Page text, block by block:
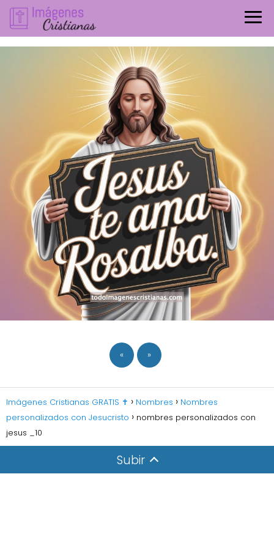
« »
Imágenes Cristianas GRATIS ✝️ Nombres
Nombres
personalizados con Jesucristo
nombres personalizados con
jesus _10
Subir